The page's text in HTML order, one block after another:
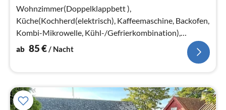
Wohnzimmer(Doppelklappbett ),
Küche(Kochherd(elektrisch), Kaffeemaschine, Backofen,
Kombi-Mikrowelle, Kühl-/Gefrierkombination),
Schlafzimmer(2x Etagenbett)
ab 85€/ Nacht